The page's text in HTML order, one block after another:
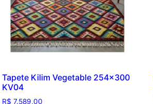
Tapete Kilim Vegetable 254×300
KV04
R$ 7.589,00